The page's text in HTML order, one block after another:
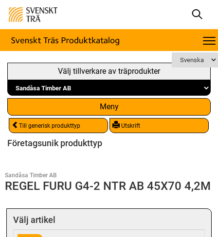
Välj tillverkare av träprodukter
Meny
Till generisk produkttyp Utskrift
Företagsunik produkttyp
Sandåsa Timber AB
REGEL FURU G4-2 NTR AB 45X70 4,2M
Välj artikel